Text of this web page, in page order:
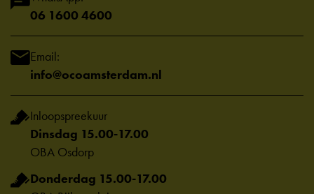
06 1600 4600
Email:
info@ocoamsterdam.nl
Inloopspreekuur
Dinsdag 15.00-17.00
OBA Osdorp
Donderdag 15.00-17.00